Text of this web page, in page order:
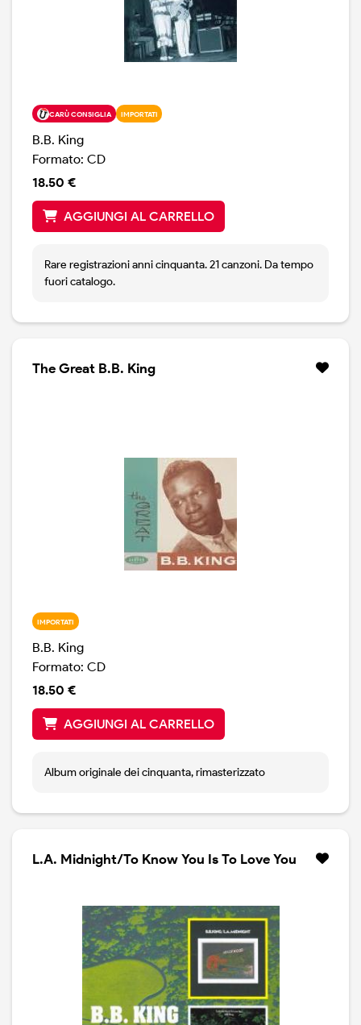
CARÙ CONSIGLIA IMPORTATI
B.B. King
Formato: CD
18.50 €
AGGIUNGI AL CARRELLO
Rare registrazioni anni cinquanta. 21 canzoni. Da tempo
fuori catalogo.
The Great B.B. King
IMPORTATI
B.B. King
Formato: CD
18.50 €
AGGIUNGI AL CARRELLO
Album originale dei cinquanta, rimasterizzato
L.A. Midnight/To Know You Is To Love You